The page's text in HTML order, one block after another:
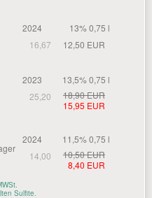
2024
13% 0,75 l
16,67
12,50 EUR
2023
13,5% 0,75 l
25,20
18,90 EUR
15,95 EUR
2024
11,5% 0,75 l
14,00
10,50 EUR
8,40 EUR
Sulfite.